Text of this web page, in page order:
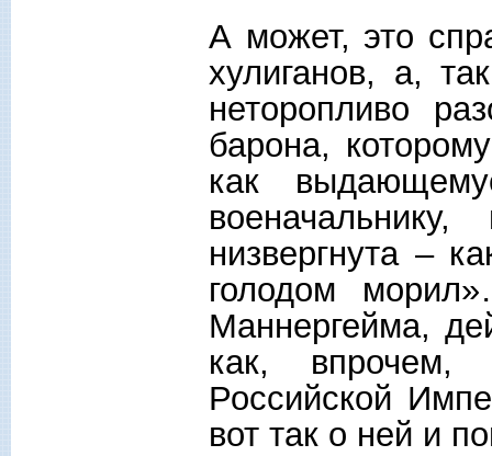
А может, это
хулиганов, а,
неторопливо
барона,
как
низвергнута –
голодом
Маннергейма,
как,
Российской
вот так о ней и